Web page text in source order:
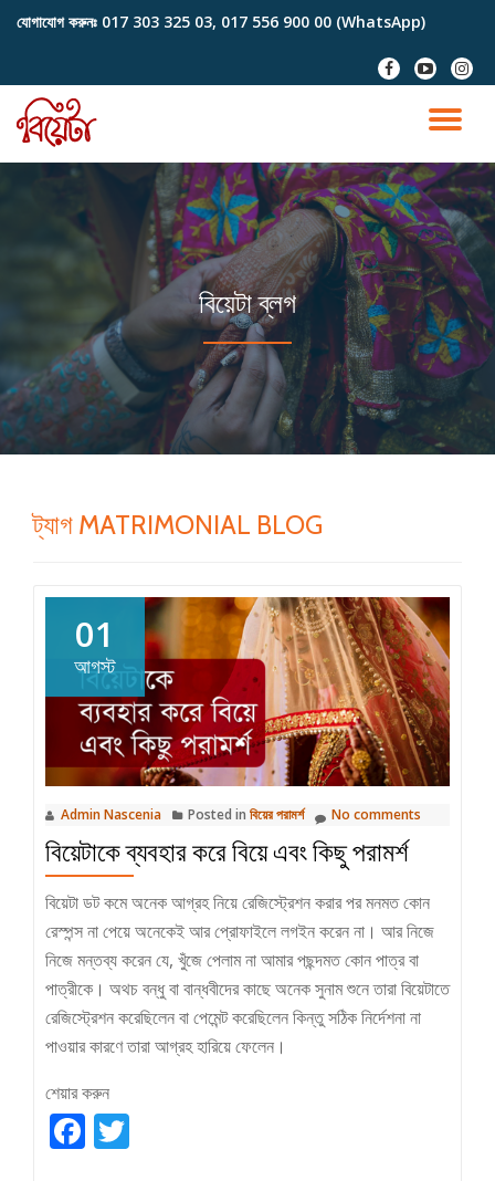
content
যোগাযোগ করুনঃ 017 303 325 03, 017 556 900 00 (WhatsApp)
fa-
facebook
fa-
youtube-
play
fa-
বিয়েটা ব্লগ
ট্যাগ MATRIMONIAL BLOG
01
আগস্ট
Admin Nascenia Posted in বিয়ের পরামর্শ No comments
বিয়েটাকে ব্যবহার করে বিয়ে এবং কিছু পরামর্শ
বিয়েটা ডট কমে অনেক আগ্রহ নিয়ে রেজিস্ট্রেশন করার পর মনমত কোন
রেস্পন্স না পেয়ে অনেকেই আর প্রোফাইলে লগইন করেন না। আর নিজে
নিজে মন্তব্য করেন যে, খুঁজে পেলাম না আমার পছন্দমত কোন পাত্র বা
পাত্রীকে। অথচ বন্ধু বা বান্ধবীদের কাছে অনেক সুনাম শুনে তারা বিয়েটাতে
রেজিস্ট্রেশন করেছিলেন বা পেমেন্ট করেছিলেন কিন্তু সঠিক নির্দেশনা না
পাওয়ার কারণে তারা আগ্রহ হারিয়ে ফেলেন।
শেয়ার করুন
Facebook